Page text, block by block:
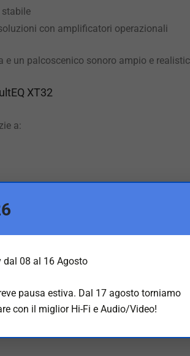
stabile
con amplificatori operazionali
un palcoscenico sonoro ampio e
XT32
a:
per bassi più uniformi, profondi e
dal 08 al 16 Agosto
pausa estiva. Dal 17 agosto torniamo
con il miglior Hi-Fi e Audio/Video!